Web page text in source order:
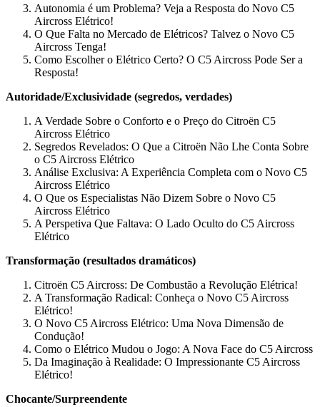
Autonomia é um Problema? Veja a Resposta do Novo C5
Aircross Elétrico!
O Que Falta no Mercado de Elétricos? Talvez o Novo C5
Aircross Tenga!
Como Escolher o Elétrico Certo? O C5 Aircross Pode Ser a
Resposta!
Autoridade/Exclusividade (segredos, verdades)
A Verdade Sobre o Conforto e o Preço do Citroën C5
Aircross Elétrico
Segredos Revelados: O Que a Citroën Não Lhe Conta Sobre
o C5 Aircross Elétrico
Análise Exclusiva: A Experiência Completa com o Novo C5
Aircross Elétrico
O Que os Especialistas Não Dizem Sobre o Novo C5
Aircross Elétrico
A Perspetiva Que Faltava: O Lado Oculto do C5 Aircross
Elétrico
Transformação (resultados dramáticos)
Citroën C5 Aircross: De Combustão a Revolução Elétrica!
A Transformação Radical: Conheça o Novo C5 Aircross
Elétrico!
O Novo C5 Aircross Elétrico: Uma Nova Dimensão de
Condução!
Como o Elétrico Mudou o Jogo: A Nova Face do C5 Aircross
Da Imaginação à Realidade: O Impressionante C5 Aircross
Elétrico!
Chocante/Surpreendente